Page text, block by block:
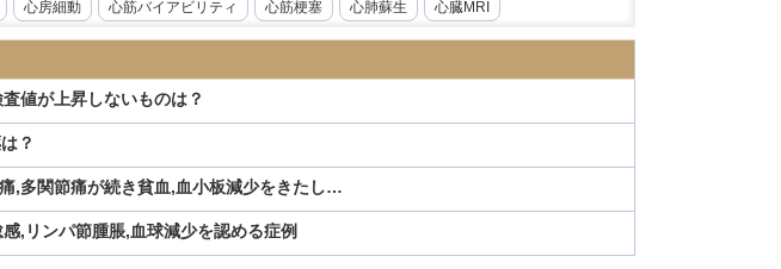
心房細動 心筋バイアビリティ 心筋梗塞 心肺蘇生 心臓MRI
脈動脈閉塞症 急性前立腺炎 急性前骨髄性白血病 急性大動脈解離
嚢炎 急性胆管炎 急性腎盂腎炎 急性腎障害 急性膵炎 急性虫垂炎
成人T細胞白血病 成人スティル病 手根管症候群
抗血小板薬 持続グルコースモニタリング
値が上昇しないものは？
？
,多関節痛が続き貧血,血小板減少をきたし…
,リンパ節腫脹,血球減少を認める症例